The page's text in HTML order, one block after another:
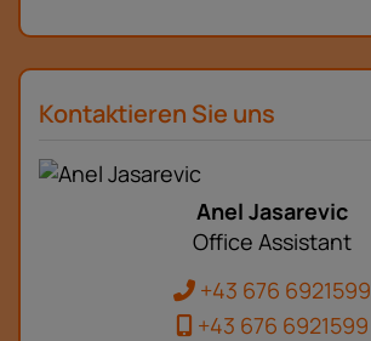
Kontaktieren Sie uns
Anel Jasarevic
Office Assistant
+43 676 6921599
+43 676 6921599